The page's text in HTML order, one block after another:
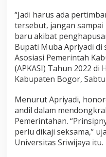
“Jadi harus ada
tersebut, jangan
baru akibat
Bupati Muba Apriyadi di
Asosiasi Pemerintah
(APKASI) Tahun 2022 di
Kabupaten Bogor,
Menurut Apriyadi,
andil dalam
Pemerintahan.
perlu dikaji seksama,”
Universitas Sriwijaya itu.